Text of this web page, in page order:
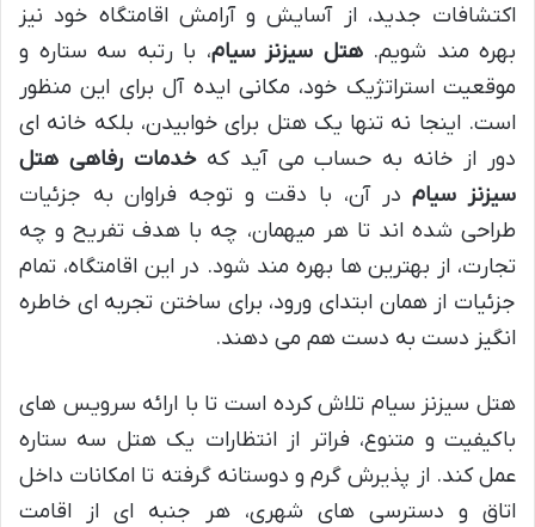
اکتشافات جدید، از آسایش و آرامش اقامتگاه خود نیز
بهره مند شویم.هتل سیزنز سیام، با رتبه سه ستاره و
موقعیت استراتژیک خود، مکانی ایده آل برای این منظور
است. اینجا نه تنها یک هتل برای خوابیدن، بلکه خانه ای
دور از خانه به حساب می آید کهخدمات رفاهی هتل
سیزنز سیامدر آن، با دقت و توجه فراوان به جزئیات
طراحی شده اند تا هر میهمان، چه با هدف تفریح و چه
تجارت، از بهترین ها بهره مند شود. در این اقامتگاه، تمام
جزئیات از همان ابتدای ورود، برای ساختن تجربه ای خاطره
انگیز دست به دست هم می دهند.
هتل سیزنز سیام تلاش کرده است تا با ارائه سرویس های
باکیفیت و متنوع، فراتر از انتظارات یک هتل سه ستاره
عمل کند. از پذیرش گرم و دوستانه گرفته تا امکانات داخل
اتاق و دسترسی های شهری، هر جنبه ای از اقامت